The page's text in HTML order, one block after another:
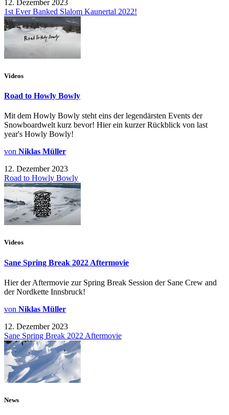
12. Dezember 2023
1st Ever Banked Slalom Kaunertal 2022!
Videos
Road to Howly Bowly
Mit dem Howly Bowly steht eins der legendärsten Events der
Snowboardwelt kurz bevor! Hier ein kurzer Rückblick von last
year's Howly Bowly!
von Niklas Müller
12. Dezember 2023
Road to Howly Bowly
Videos
Sane Spring Break 2022 Aftermovie
Hier der Aftermovie zur Spring Break Session der Sane Crew and
der Nordkette Innsbruck!
von Niklas Müller
12. Dezember 2023
Sane Spring Break 2022 Aftermovie
News